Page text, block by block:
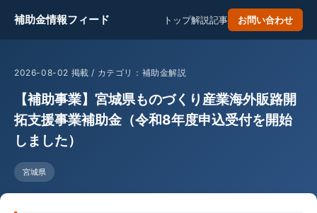
補助金情報フィード トップ解説記事 お問い合わせ
2026-08-02 掲載 / カテゴリ：補助金解説
【補助事業】宮城県ものづくり産業海外販路開
拓支援事業補助金（令和8年度申込受付を開始
しました）
宮城県